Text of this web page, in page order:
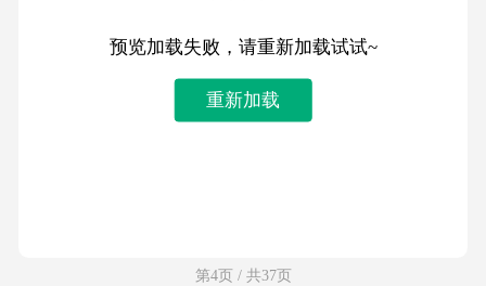
预览加载失败，请重新加载试试~
重新加载
第4页 / 共37页